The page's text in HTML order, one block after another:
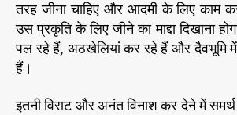
तरह जीना चाहिए और आदमी के लिए काम
उस प्रकृति के लिए जीने का माद्दा दिखाना
पल रहे हैं, अठखेलियां कर रहे हैं और दैवभूमि में
हैं।
इतनी विराट और अनंत विनाश कर देने में